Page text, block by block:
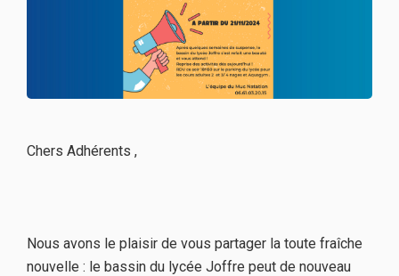
Chers Adhérents ,
Nous avons le plaisir de vous partager la toute fraîche
nouvelle : le bassin du lycée Joffre peut de nouveau